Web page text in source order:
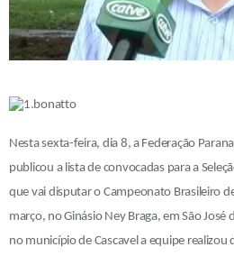
Nesta sexta-feira, dia 8, a Federação
publicou a lista de convocadas para a
que vai disputar o Campeonato Brasileiro
março, no Ginásio Ney Braga, em São José
no município de Cascavel a equipe